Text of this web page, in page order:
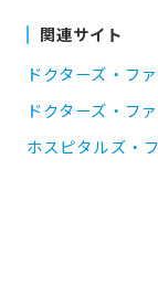
関連サイト
ドクターズ・フ
ドクターズ・フ
ホスピタルズ・